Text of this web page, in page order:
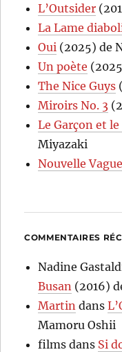
L’Outsider
La Lame
Oui (2025) de
Un poète
The Nice Guys
Miroirs No. 3
Le Garçon et
Miyazaki
Nouvelle Vague
COMMENTAIRES
Nadine
Busan (2016)
Martin dans
Mamoru Oshii
films dans Si